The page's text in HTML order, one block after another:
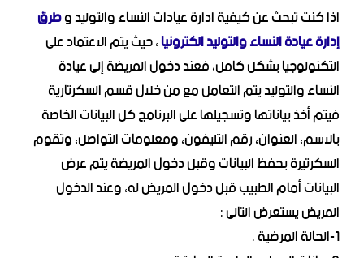
اذا كنت تبحث عن كيفية ادارة عيادات النساء والتوليد وطرق
إدارة عيادة النساء والتوليد الكترونيا، حيث يتم الاعتماد على
التكنولوجيا بشكل كامل، فعند دخول المريضة إلى عيادة
النساء والتوليد يتم التعامل مع من خلال قسم السكرتارية
فيتم أخذ بياناتها وتسجيلها على البرنامج كل البيانات الخاصة
بالاسم، العنوان، رقم التليفون، ومعلومات التواصل، وتقوم
السكرتيرة بحفظ البيانات وقبل دخول المريضة يتم عرض
البيانات أمام الطبيب قبل دخول المريض له، وعند الدخول
المريض يستعرض التالى :
1-الحالة المرضية .